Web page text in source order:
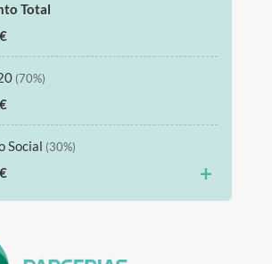
Total
(70%)
Social (30%)
+